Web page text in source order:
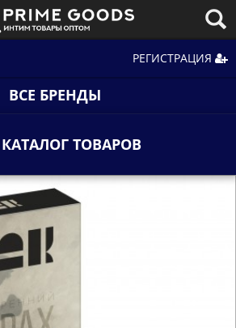
РЕГИСТРАЦИЯ
ВСЕ БРЕНДЫ
КАТАЛОГ ТОВАРОВ